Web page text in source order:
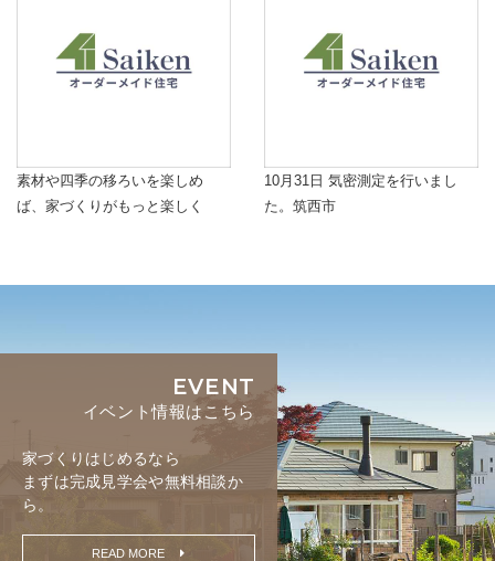
素材や四季の移ろいを楽しめ
ば、家づくりがもっと楽しく
10月31日 気密測定を行いまし
た。筑西市
EVENT
イベント情報はこちら
家づくりはじめるなら
まずは完成見学会や無料相談か
ら。
READ MORE